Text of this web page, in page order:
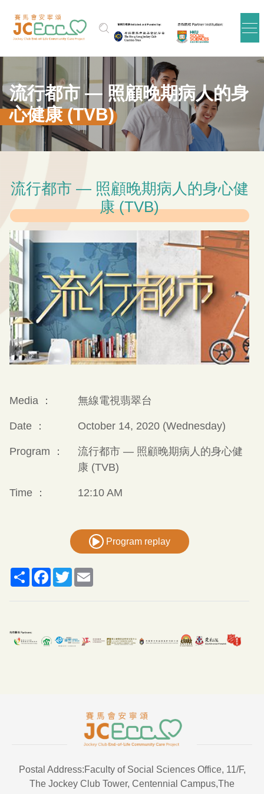
流行都市 — 照顧晚期病人的身
心健康 (TVB)
流行都市 — 照顧晚期病人的身心健
康 (TVB)
Media ： 無線電視翡翠台
Date ： October 14, 2020 (Wednesday)
Program ：
流行都市 — 照顧晚期病人的身心健
康 (TVB)
Time ： 12:10 AM
Program replay
ShareFacebook
Twitter
Postal Address:Faculty of Social Sciences Office, 11/F,
The Jockey Club Tower, Centennial Campus,The